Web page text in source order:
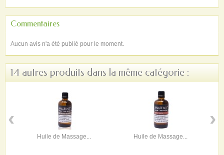
Commentaires
Aucun avis n'a été publié pour le moment.
14 autres produits dans la même catégorie :
Huile de Massage... Huile de Massage...
‹ ›